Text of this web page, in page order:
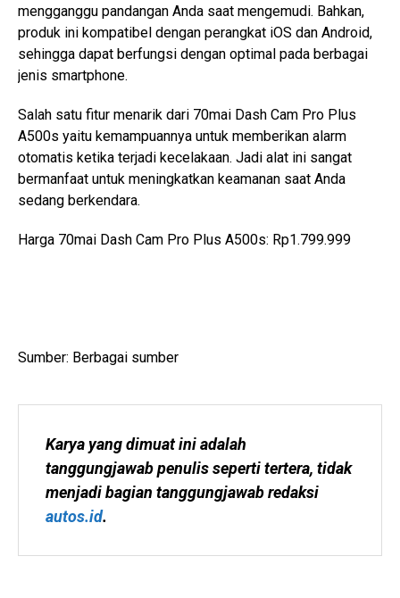
mengganggu pandangan Anda saat mengemudi. Bahkan,
produk ini kompatibel dengan perangkat iOS dan Android,
sehingga dapat berfungsi dengan optimal pada berbagai
jenis smartphone.
Salah satu fitur menarik dari 70mai Dash Cam Pro Plus
A500s yaitu kemampuannya untuk memberikan alarm
otomatis ketika terjadi kecelakaan. Jadi alat ini sangat
bermanfaat untuk meningkatkan keamanan saat Anda
sedang berkendara.
Harga 70mai Dash Cam Pro Plus A500s: Rp1.799.999
Sumber: Berbagai sumber
Karya yang dimuat ini adalah
tanggungjawab penulis seperti tertera, tidak
autos.id.